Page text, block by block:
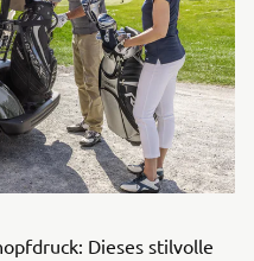
Dieses stilvolle